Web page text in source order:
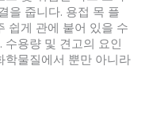
을 줍니다. 용접 목 플
쉽게 관에 붙어 있을 수
용량 및 견고의 요인
학물질에서 뿐만 아니라